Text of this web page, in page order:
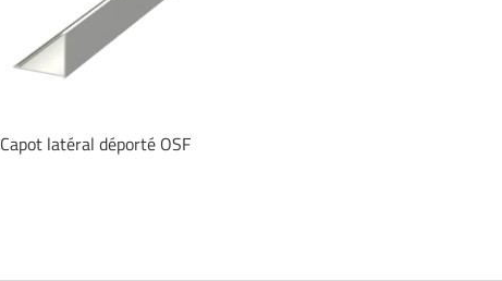
Capot latéral déporté OSF